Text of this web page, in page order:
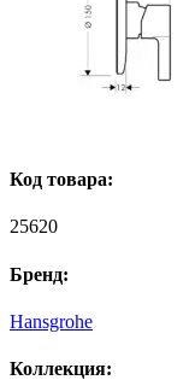
Код товара:
25620
Бренд:
Hansgrohe
Коллекция: